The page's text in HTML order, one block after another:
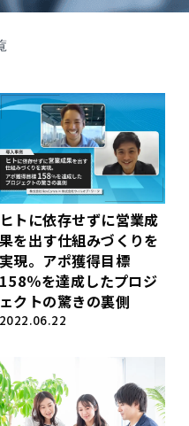
ヒトに依存せずに営業成
果を出す仕組みづくりを
実現。アポ獲得目標
158％を達成したプロジ
ェクトの驚きの裏側
2022.06.22